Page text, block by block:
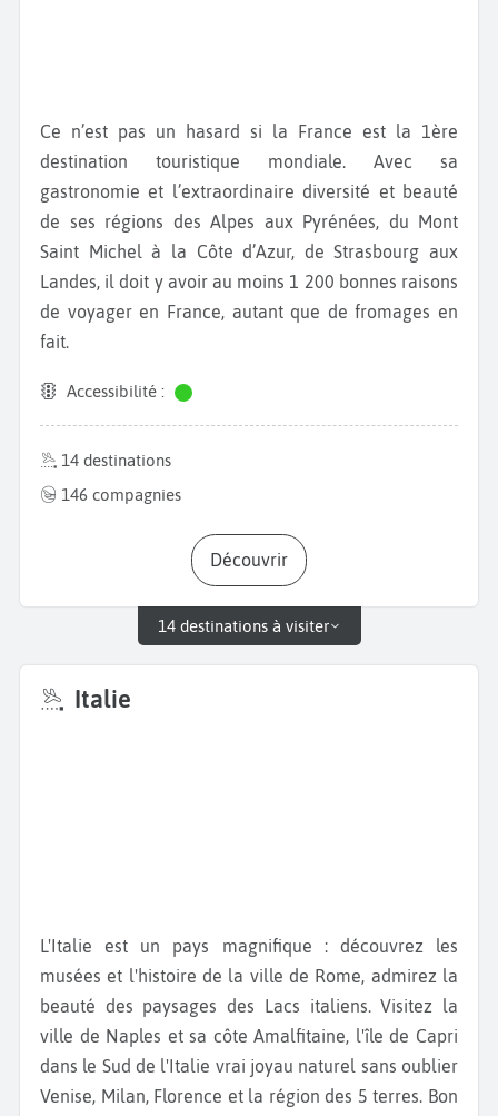
Ce n’est pas un hasard si la France est la 1ère
destination touristique mondiale. Avec sa
gastronomie et l’extraordinaire diversité et beauté
de ses régions des Alpes aux Pyrénées, du Mont
Saint Michel à la Côte d’Azur, de Strasbourg aux
Landes, il doit y avoir au moins 1 200 bonnes raisons
de voyager en France, autant que de fromages en
fait.
Accessibilité :
14 destinations
146 compagnies
Découvrir
14 destinations à visiter
Italie
L'Italie est un pays magnifique : découvrez les
musées et l'histoire de la ville de Rome, admirez la
beauté des paysages des Lacs italiens. Visitez la
ville de Naples et sa côte Amalfitaine, l'île de Capri
dans le Sud de l'Italie vrai joyau naturel sans oublier
Venise, Milan, Florence et la région des 5 terres. Bon